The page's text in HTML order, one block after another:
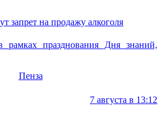
запрет на продажу алкоголя
рамках празднования Дня знаний,
Пенза
7 августа в 13:12